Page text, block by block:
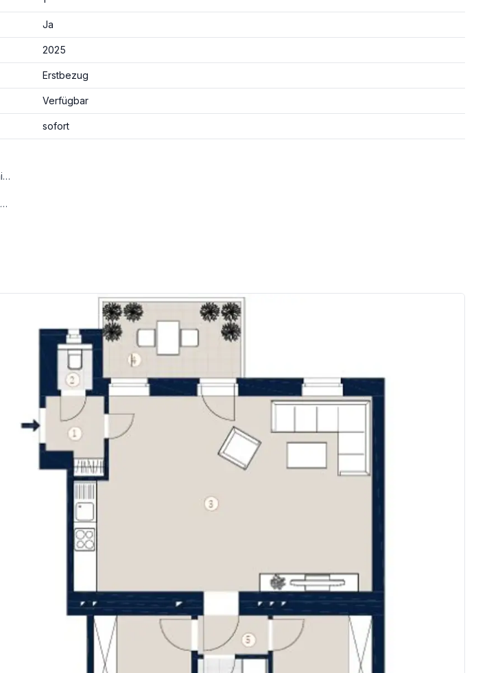
Ja
2025
Erstbezug
Verfügbar
sofort
In einem liebevoll revitalisierten Gründerzeithaus präsentiert sich diese hochwertig sanierte 3-Zimmer-Wohnung als perfekte Verbindung von klassischem Charme und modernem Wohnkomfort. Die knapp 80 m² große Wohnung im 2. Liftstock überzeugt durch durchdachte Raumaufteilung, erstklassige Ausstattung und einen ruhigen, hofseitigen Balkon von knapp 7 m².